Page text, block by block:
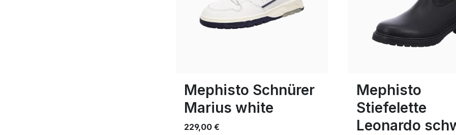
Mephisto Schnürer
Marius white
229,00 €
braun
Mephisto
Stiefelette
Leonardo